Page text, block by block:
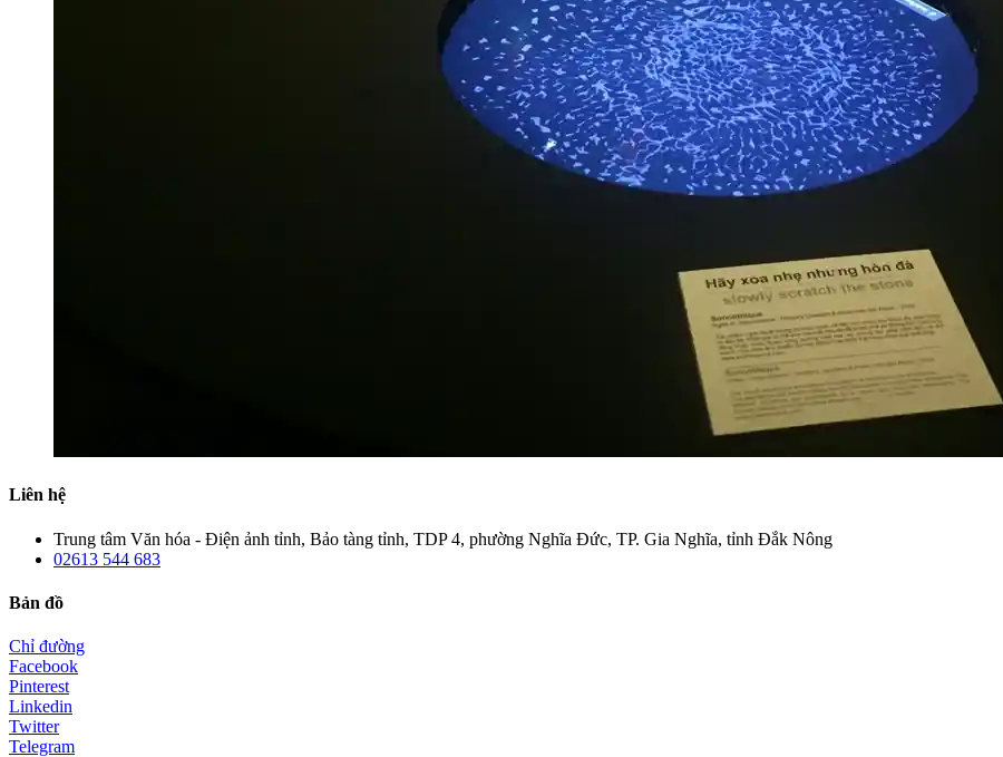
Liên hệ
Trung tâm Văn hóa - Điện ảnh tỉnh, Bảo tàng tỉnh, TDP 4, phường Nghĩa Đức, TP. Gia Nghĩa, tỉnh Đắk Nông
02613 544 683
Bản đồ
Chỉ đường
Facebook
Pinterest
Linkedin
Twitter
Telegram